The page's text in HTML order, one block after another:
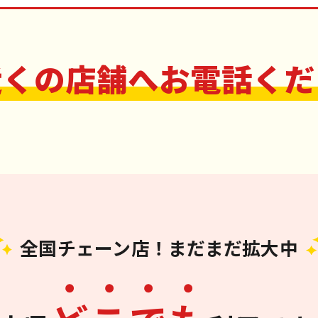
の店舗へお電話く
全国チェーン店！まだまだ拡大中